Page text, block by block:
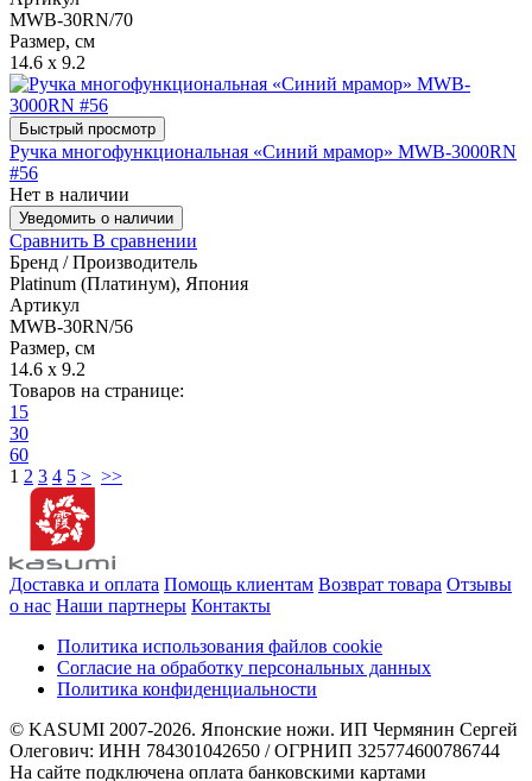
MWB-30RN/70
Размер, см
14.6 x 9.2
Быстрый просмотр
Ручка многофункциональная «Синий мрамор» MWB-3000RN
#56
Нет в наличии
Уведомить о наличии
Сравнить В сравнении
Бренд / Производитель
Platinum (Платинум), Япония
Артикул
MWB-30RN/56
Размер, см
14.6 x 9.2
Товаров на странице:
15
30
60
1 2 3 4 5 > >>
Доставка и оплата Помощь клиентам Возврат товара Отзывы
о нас Наши партнеры Контакты
Политика использования файлов cookie
Согласие на обработку персональных данных
Политика конфиденциальности
© KASUMI 2007-2026. Японские ножи. ИП Чермянин Сергей
Олегович: ИНН 784301042650 / ОГРНИП 325774600786744
На сайте подключена оплата банковскими картами